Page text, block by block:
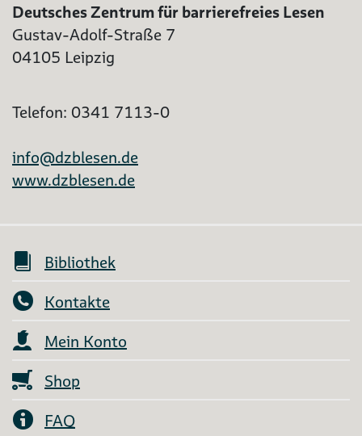
Deutsches Zentrum für barrierefreies Lesen
Gustav-Adolf-Straße 7
04105 Leipzig
Telefon: 0341 7113-0
info@dzblesen.de
www.dzblesen.de
Bibliothek
Kontakte
Mein Konto
Shop
FAQ